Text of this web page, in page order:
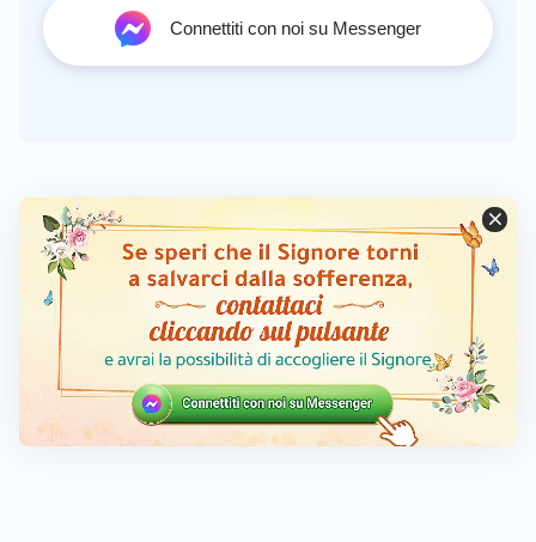
Connettiti con noi su Messenger